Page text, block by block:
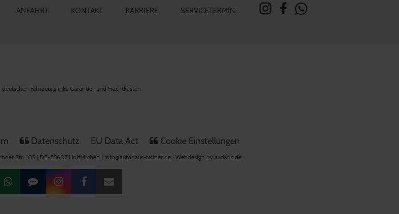
ANFAHRT KONTAKT KARRIERE SERVICETERMIN
Fahrzeugs inkl. Garantie- und Frachtkosten
Datenschutz EU Data Act Cookie Einstellungen
Str. 105 | DE-83607 Holzkirchen | info@autohaus-fellner.de | Webdesign by audaris.de